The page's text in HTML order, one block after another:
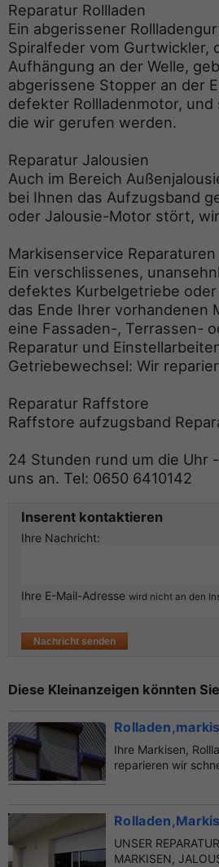
Reparatur Rollladen
Ein abgerissener
Spiralfeder vom Gurtwickler,
Aufhängung an der Welle,
abgerissene Stopper an der
defekter Rollladenmotor, und
die wir gerufen werden.
Reparatur Jalousien
Auch im Bereich
bei Ihnen das Aufzugsband
oder Jalousie-Motor stört,
Markisenservice
Ein verschlissenes,
defektes Kurbelgetriebe
das Ende Ihrer vorhandenen
eine Fassaden-, Terrassen-
Reparatur und
Getriebewechsel: Wir
Reparatur Raffstore
Raffstore aufzugsband
24 Stunden rund um die Uhr
uns an. Tel: 0650 6410142
Inserent kontaktieren
Ihre Nachricht:
Ihre E-Mail-Adresse wird nicht an den
Diese Kleinanzeigen könnten
Ihre Markisen,
reparieren wir
UNSER
MARKISEN,